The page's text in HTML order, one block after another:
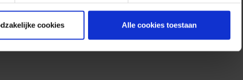
cookies Alle cookies toestaan